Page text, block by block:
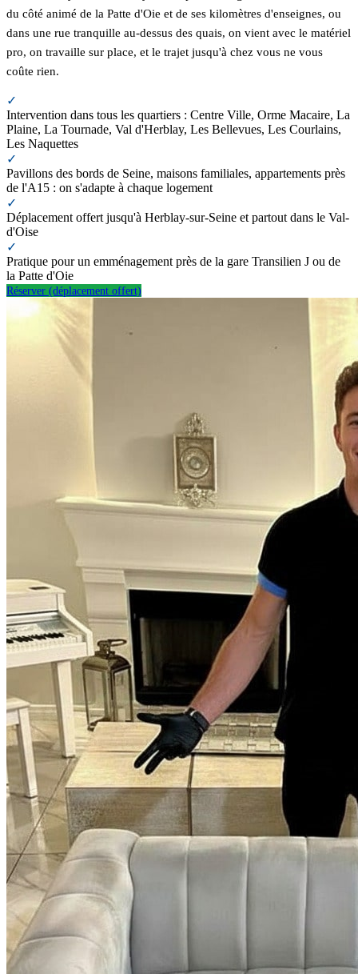
du côté animé de la Patte d'Oie et de ses kilomètres d'enseignes, ou
dans une rue tranquille au-dessus des quais, on vient avec le matériel
pro, on travaille sur place, et le trajet jusqu'à chez vous ne vous
coûte rien.
✓
Intervention dans tous les quartiers : Centre Ville, Orme Macaire, La
Plaine, La Tournade, Val d'Herblay, Les Bellevues, Les Courlains,
Les Naquettes
✓
Pavillons des bords de Seine, maisons familiales, appartements près
de l'A15 : on s'adapte à chaque logement
✓
Déplacement offert jusqu'à Herblay-sur-Seine et partout dans le Val-
d'Oise
✓
Pratique pour un emménagement près de la gare Transilien J ou de
la Patte d'Oie
Réserver (déplacement offert)